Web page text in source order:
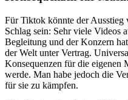
Für Tiktok könnte der
Schlag sein: Sehr viele Videos
Begleitung und der Konzern
der Welt unter Vertrag.
Konsequenzen für die eigenen
werde. Man habe jedoch die
für sie zu kämpfen.